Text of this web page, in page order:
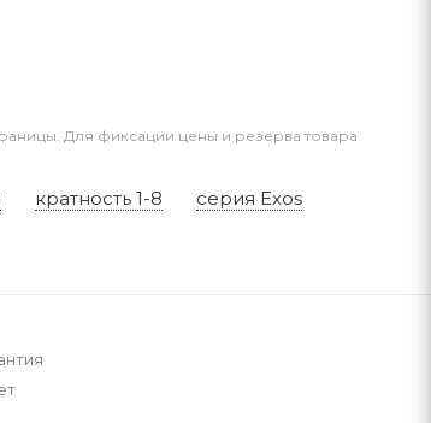
Для фиксации цены и резерва товара
кратность 1-8
серия Exos